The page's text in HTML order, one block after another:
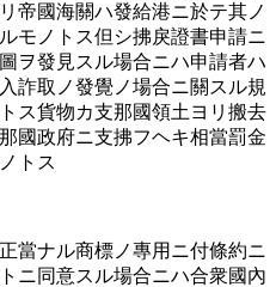
帝國海關ハ發給港ニ於テ其ノ
モノトス但シ拂戾證書申請󠄁ニ
ヲ發見スル場合ニハ申請󠄁者ハ
詐取ノ發覺ノ場合ニ關スル規
ス貨物カ支那國領土ヨリ搬去
國政府ニ支拂フヘキ相當罰金
トス
當ナル商標ノ專用ニ付條約ニ
ニ同意スル場合ニハ合衆國內